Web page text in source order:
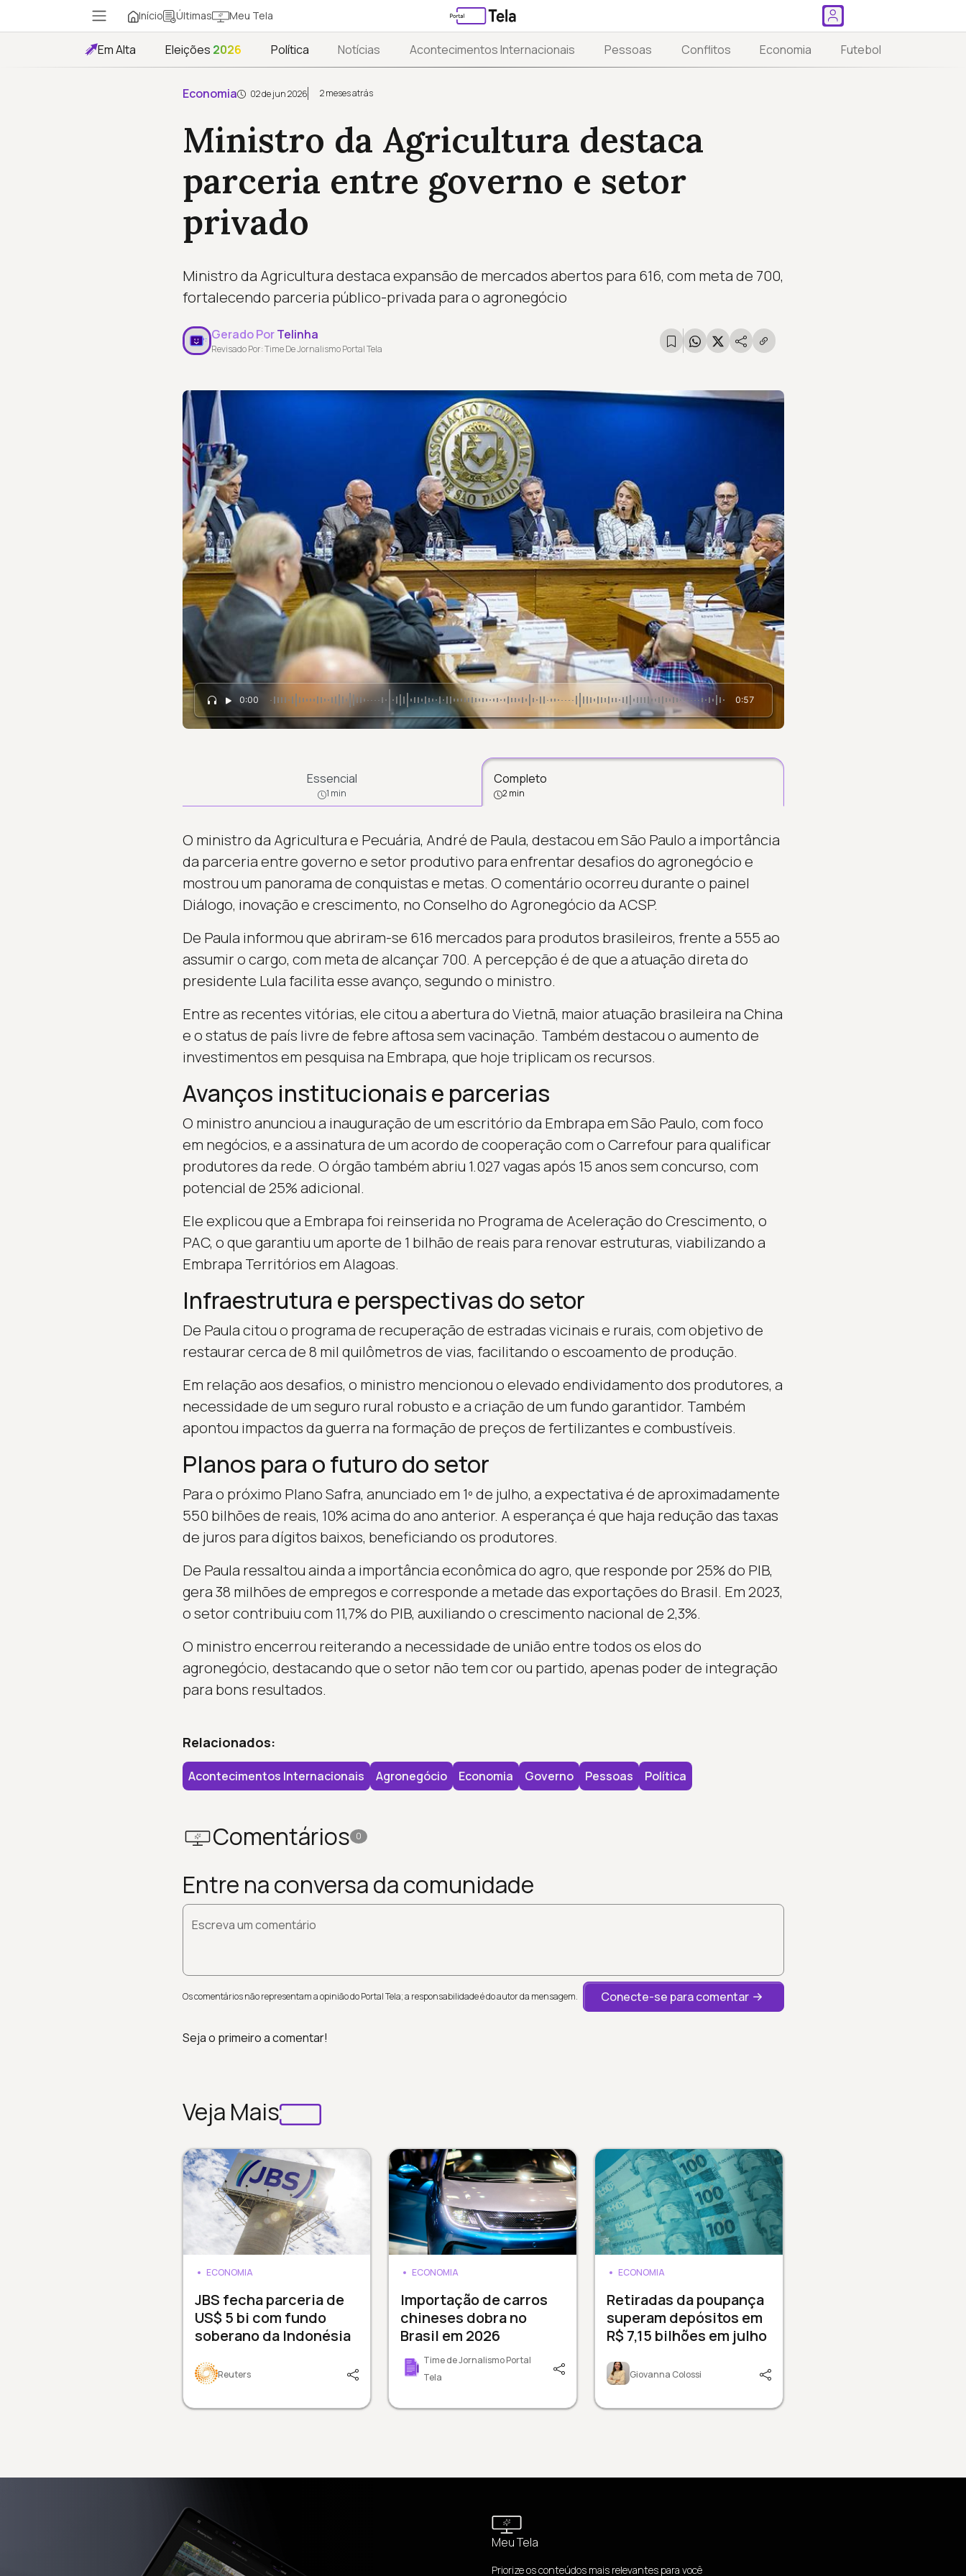
Início Últimas Meu Tela
Em Alta Eleições 2026 Política Notícias Acontecimentos Internacionais Pessoas Conflitos Economia Futebol
Economia 02 de jun 2026 2 meses atrás
Ministro da Agricultura destaca
parceria entre governo e setor
privado
Ministro da Agricultura destaca expansão de mercados abertos para 616, com meta de 700,
fortalecendo parceria público-privada para o agronegócio
Gerado PorTelinha
Revisado Por: Time De Jornalismo Portal Tela
0:00 0:57
Essencial
1 min
Completo
2 min
O ministro da Agricultura e Pecuária, André de Paula, destacou em São Paulo a importância
da parceria entre governo e setor produtivo para enfrentar desafios do agronegócio e
mostrou um panorama de conquistas e metas. O comentário ocorreu durante o painel
Diálogo, inovação e crescimento, no Conselho do Agronegócio da ACSP.
De Paula informou que abriram-se 616 mercados para produtos brasileiros, frente a 555 ao
assumir o cargo, com meta de alcançar 700. A percepção é de que a atuação direta do
presidente Lula facilita esse avanço, segundo o ministro.
Entre as recentes vitórias, ele citou a abertura do Vietnã, maior atuação brasileira na China
e o status de país livre de febre aftosa sem vacinação. Também destacou o aumento de
investimentos em pesquisa na Embrapa, que hoje triplicam os recursos.
Avanços institucionais e parcerias
O ministro anunciou a inauguração de um escritório da Embrapa em São Paulo, com foco
em negócios, e a assinatura de um acordo de cooperação com o Carrefour para qualificar
produtores da rede. O órgão também abriu 1.027 vagas após 15 anos sem concurso, com
potencial de 25% adicional.
Ele explicou que a Embrapa foi reinserida no Programa de Aceleração do Crescimento, o
PAC, o que garantiu um aporte de 1 bilhão de reais para renovar estruturas, viabilizando a
Embrapa Territórios em Alagoas.
Infraestrutura e perspectivas do setor
De Paula citou o programa de recuperação de estradas vicinais e rurais, com objetivo de
restaurar cerca de 8 mil quilômetros de vias, facilitando o escoamento de produção.
Em relação aos desafios, o ministro mencionou o elevado endividamento dos produtores, a
necessidade de um seguro rural robusto e a criação de um fundo garantidor. Também
apontou impactos da guerra na formação de preços de fertilizantes e combustíveis.
Planos para o futuro do setor
Para o próximo Plano Safra, anunciado em 1º de julho, a expectativa é de aproximadamente
550 bilhões de reais, 10% acima do ano anterior. A esperança é que haja redução das taxas
de juros para dígitos baixos, beneficiando os produtores.
De Paula ressaltou ainda a importância econômica do agro, que responde por 25% do PIB,
gera 38 milhões de empregos e corresponde a metade das exportações do Brasil. Em 2023,
o setor contribuiu com 11,7% do PIB, auxiliando o crescimento nacional de 2,3%.
O ministro encerrou reiterando a necessidade de união entre todos os elos do
agronegócio, destacando que o setor não tem cor ou partido, apenas poder de integração
para bons resultados.
Relacionados:
Acontecimentos Internacionais Agronegócio Economia Governo Pessoas Política
Comentários 0
Entre na conversa da comunidade
Escreva um comentário
Os comentários não representam a opinião do Portal Tela; a responsabilidade é do autor da mensagem. Conecte-se para comentar
Seja o primeiro a comentar!
Veja Mais
ECONOMIA
JBS fecha parceria de
US$ 5 bi com fundo
soberano da Indonésia
Reuters
ECONOMIA
Importação de carros
chineses dobra no
Brasil em 2026
Time de Jornalismo Portal
Tela
ECONOMIA
Retiradas da poupança
superam depósitos em
R$ 7,15 bilhões em julho
Giovanna Colossi
Meu Tela
Priorize os conteúdos mais relevantes para você